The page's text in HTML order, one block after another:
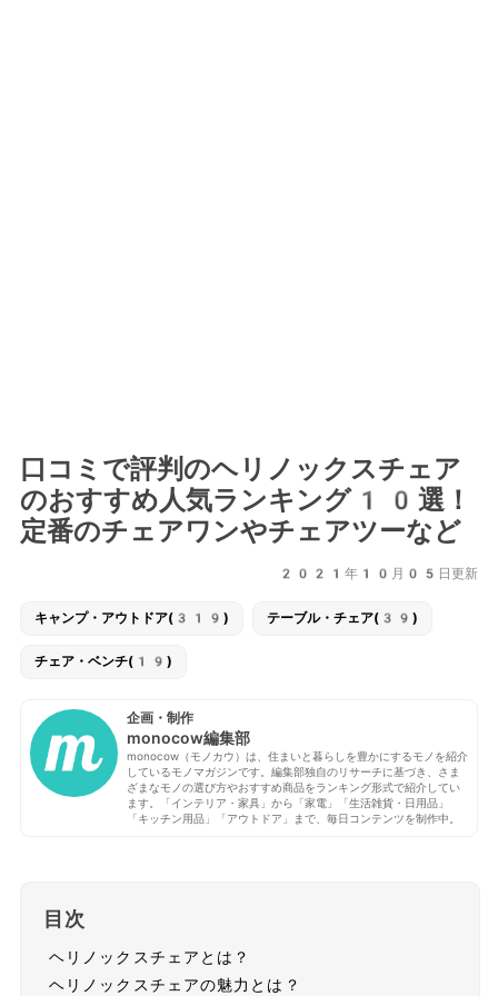
口コミで評判のヘリノックスチェア
のおすすめ人気ランキング10選！
定番のチェアワンやチェアツーなど
2021年10月05日更新
キャンプ・アウトドア(319) テーブル・チェア(39)
チェア・ベンチ(19)
企画・制作
monocow編集部
monocow（モノカウ）は、住まいと暮らしを豊かにするモノを紹介
しているモノマガジンです。編集部独自のリサーチに基づき、さま
ざまなモノの選び方やおすすめ商品をランキング形式で紹介してい
ます。「インテリア・家具」から「家電」「生活雑貨・日用品」
「キッチン用品」「アウトドア」まで、毎日コンテンツを制作中。
目次
ヘリノックスチェアとは？
ヘリノックスチェアの魅力とは？